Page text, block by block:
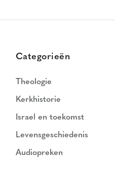
Categorieën
Theologie
Kerkhistorie
Israel en toekomst
Levensgeschiedenis
Audiopreken